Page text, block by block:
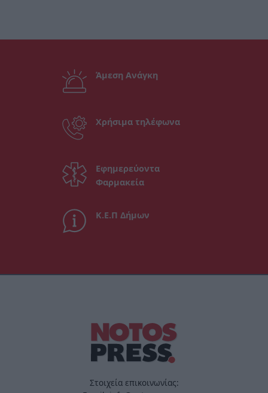
Άμεση Ανάγκη
Χρήσιμα τηλέφωνα
Εφημερεύοντα
Φαρμακεία
Κ.Ε.Π Δήμων
Στοιχεία επικοινωνίας: